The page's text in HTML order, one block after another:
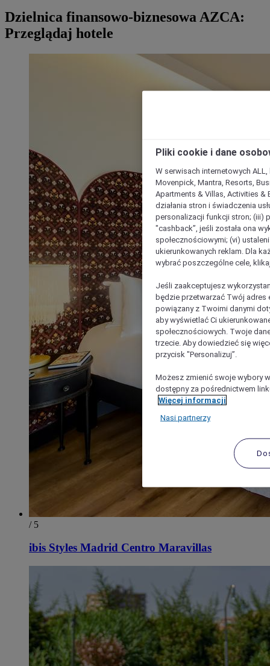
Dzielnica finansowo-biznesowa AZCA:
Przeglądaj hotele
/ 5
ibis Styles Madrid Centro Maravillas
Pliki cookie i dane
W serwisach internetowych
Movenpick, Mantra, Resorts,
Apartments & Villas, Activities &
działania stron i świadczenia
personalizacji funkcji stron; (iii)
"cashback”, jeśli została ona
społecznościowymi; (vi)
ukierunkowanych reklam. Dla
wybrać poszczególne cele,
Jeśli zaakceptujesz
będzie przetwarzać Twój adres
powiązany z Twoimi danymi
aby wyświetlać Ci
społecznościowych. Twoje
trzecie. Aby dowiedzieć się
przycisk "Personalizuj”.
Możesz zmienić swoje wybory
dostępny za pośrednictwem
Więcej informacji
Nasi partnerzy